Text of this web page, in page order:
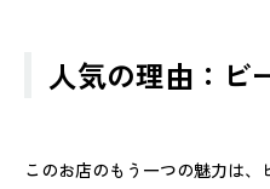
人気の理由：ビ
このお店のもう一つの魅力は